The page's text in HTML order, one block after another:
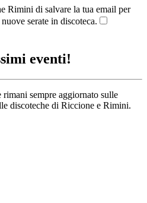
Rimini di salvare la tua email per
serate in discoteca.
eventi!
sempre aggiornato sulle
discoteche di Riccione e Rimini.